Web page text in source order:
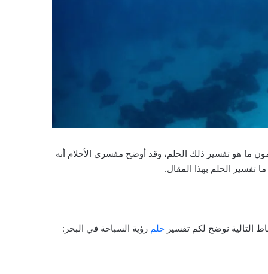
ما هو تفسير ذلك الحلم، وقد أوضح مفسري الأحلام أنه
تفسير الحلم بهذا المقال.
التالية نوضح لكم تفسير حلم رؤية السباحة في البحر: